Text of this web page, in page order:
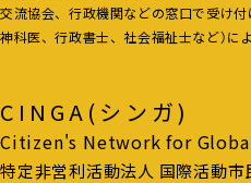
CINGA(シンガ)
Citizen's Network for
特定非営利活動法人 国際活動市
交流協会、行政機関などの窓口で受け
神科医、行政書士、社会福祉士など）に